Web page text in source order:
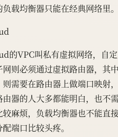
载均衡器只能在经典网络里。
的VPC叫私有虚拟网络，自
网则必须通过虚拟路由器，其
则需要在路由器上做端口映射
由器的人大多都能明白，也不
较麻烦，负载均衡器也不能直
端口比较头疼。